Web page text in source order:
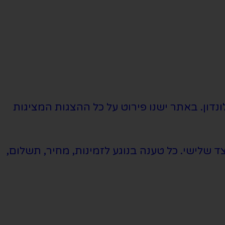
באתר ישנו פירוט על כל ההצגות המציגות
כל טענה בנוגע לזמינות, מחיר, תשלום,